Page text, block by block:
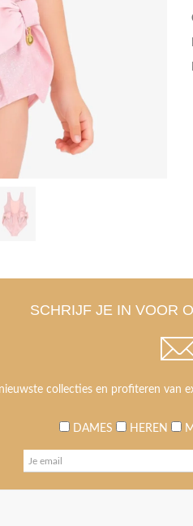
SCHRIJF JE IN VOOR
collecties en profiteren van
DAMES HEREN